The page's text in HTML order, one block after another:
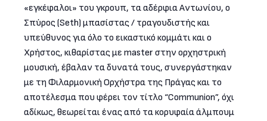
«εγκέφαλοι» του γκρουπ, τα αδέρφια Αντωνίου, ο
Σπύρος (Seth) μπασίστας / τραγουδιστής και
υπεύθυνος για όλο το εικαστικό κομμάτι και ο
Χρήστος, κιθαρίστας με master στην ορχηστρική
μουσική, έβαλαν τα δυνατά τους, συνεργάστηκαν
με τη Φιλαρμονική Ορχήστρα της Πράγας και το
αποτέλεσμα που φέρει τον τίτλο “Communion”, όχι
αδίκως, θεωρείται ένας από τα κορυφαία άλμπουμ